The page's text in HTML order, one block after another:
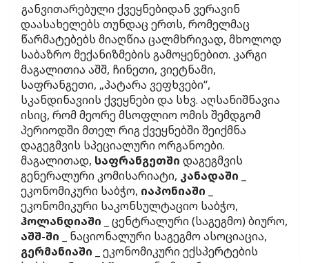
განვითარებული ქვეყნებიდან ვერავინ
დაასახელებს თუნდაც ერთს, რომელმაც
წარმატებებს მიაღწია ცალმხრივად, მხოლოდ
საბაზრო მექანიზმების გამოყენებით. კარგი
მაგალითია აშშ, ჩინეთი, ვიეტნამი,
საფრანგეთი, „პატარა ვეფხვები“,
სკანდინავიის ქვეყნები და სხვ. აღსანიშნავია
ისიც, რომ მეორე მსოფლიო ომის შემდგომ
პერიოდში მთელ რიგ ქვეყნებში შეიქმნა
დაგეგმვის სპეციალური ორგანოები.
მაგალითად, საფრანგეთში დაგეგმვის
გენერალური კომისარიატი, კანადაში
ეკონომიკური საბჭო, იაპონიაში
ეკონომიკური საკონსულტაციო საბჭო,
ჰოლანდიაში _ ცენტრალური (საგეგმო) ბიურო,
აშშ-ში _ ნაციონალური საგეგმო ასოციაცია,
გერმანიაში _ ეკონომიკური ექსპერტების